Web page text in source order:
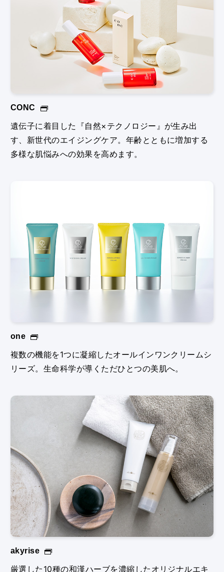
CONC
遺伝⼦に着⽬した『⾃然×テクノロジー』が⽣み出
す、新世代のエイジングケア。年齢とともに増加する
多様な肌悩みへの効果を⾼めます。
one
複数の機能を1つに凝縮したオールインワンクリームシ
リーズ。生命科学が導くただひとつの美肌へ。
akyrise
厳選した10種の和漢ハーブを濃縮したオリジナルエキ